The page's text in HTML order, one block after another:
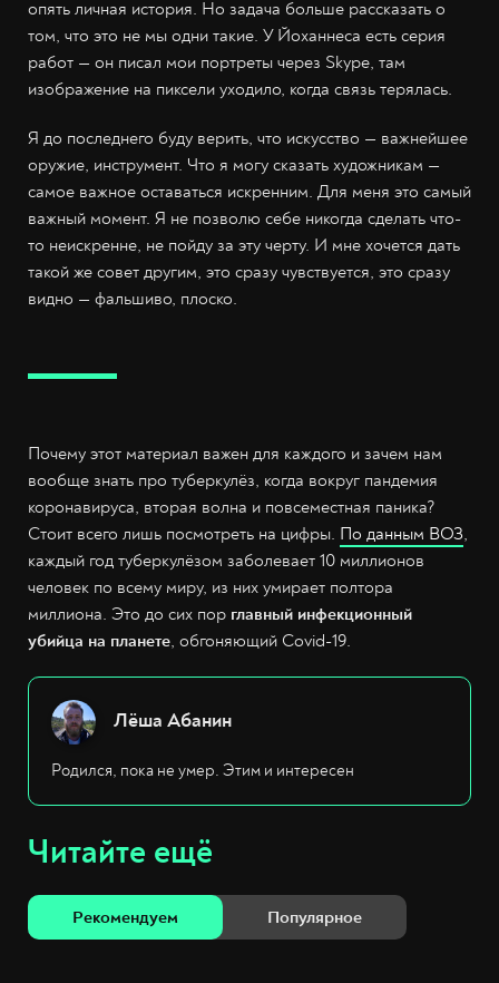
опять личная история. Но задача больше рассказать о
том, что это не мы одни такие. У Йоханнеса есть серия
работ — он писал мои портреты через Skype, там
изображение на пиксели уходило, когда связь терялась.
Я до последнего буду верить, что искусство — важнейшее
оружие, инструмент. Что я могу сказать художникам —
самое важное оставаться искренним. Для меня это самый
важный момент. Я не позволю себе никогда сделать что-
то неискренне, не пойду за эту черту. И мне хочется дать
такой же совет другим, это сразу чувствуется, это сразу
видно — фальшиво, плоско.
Почему этот материал важен для каждого и зачем нам
вообще знать про туберкулёз, когда вокруг пандемия
коронавируса, вторая волна и повсеместная паника?
Стоит всего лишь посмотреть на цифры. По данным ВОЗ,
каждый год туберкулёзом заболевает 10 миллионов
человек по всему миру, из них умирает полтора
миллиона. Это до сих пор главный инфекционный
убийца на планете, обгоняющий Covid-19.
Лёша Абанин
Родился, пока не умер. Этим и интересен
Читайте ещё
Рекомендуем Популярное